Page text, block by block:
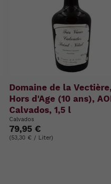
Domaine de la Vectière,
Hors d'Age (10 ans),
Calvados, 1,5 l
Calvados
79,95 €
(53,30 € / Liter)